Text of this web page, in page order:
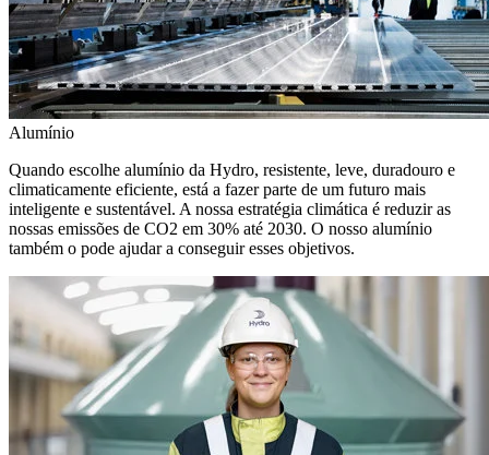
Alumínio
Quando escolhe alumínio da Hydro, resistente, leve, duradouro e
climaticamente eficiente, está a fazer parte de um futuro mais
inteligente e sustentável. A nossa estratégia climática é reduzir as
nossas emissões de CO2 em 30% até 2030. O nosso alumínio
também o pode ajudar a conseguir esses objetivos.